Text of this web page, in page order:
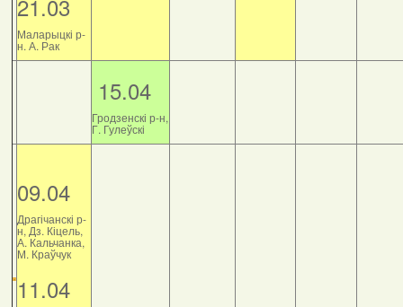
21.03
Маларыцкі р-
н. А. Рак
15.04
Гродзенскі р-н,
Г. Гулеўскі
09.04
Драгічанскі р-
н, Дз. Кіцель,
А. Кальчанка,
М. Краўчук
11.04